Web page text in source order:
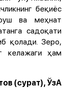
беқиёс
ва меҳнат
садоқати
қолади. Зеро,
келажаги ҳам
(сурат), ЎзА